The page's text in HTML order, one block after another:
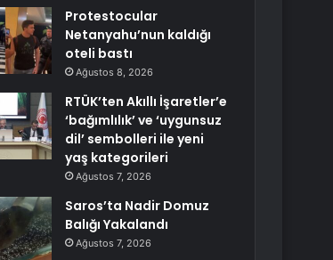
Protestocular
Netanyahu’nun kaldığı
oteli bastı
Ağustos 8, 2026
RTÜK’ten Akıllı İşaretler’e
‘bağımlılık’ ve ‘uygunsuz
dil’ sembolleri ile yeni
yaş kategorileri
Ağustos 7, 2026
Saros’ta Nadir Domuz
Balığı Yakalandı
Ağustos 7, 2026